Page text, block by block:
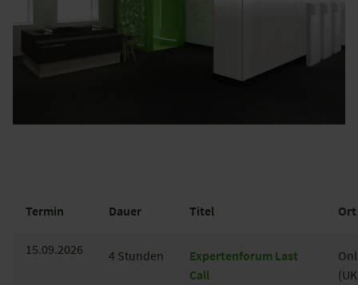
Termin Dauer Titel Ort
15.09.2026 4 Stunden
Expertenforum Last
Call